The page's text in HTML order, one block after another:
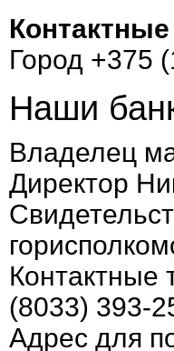
Город +375
Наши
Владелец
Директор
Контактные
(8033) 393-
Адрес для